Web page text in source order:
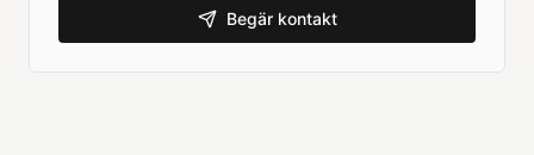
Begär kontakt